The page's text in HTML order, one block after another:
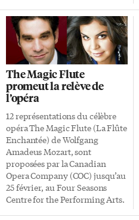
metteurs en scène et le
président de l’EFUT, également
comédien. L’Express les a
rencontrés à la Hart House, sur
le campus de l’Université de
Toronto. Il y a deux ans, Jeelan
Syed organisait la première
représentation donnée par
l’EFUT. Cette année, il est le
président de l’association et
comédien dans la pièce
intitulée Quelque […]
The Magic Flute
promeut la relève de
l’opéra
12 représentations du célèbre
opéra The Magic Flute (La Flûte
Enchantée) de Wolfgang
Amadeus Mozart, sont
proposées par la Canadian
Opera Company (COC) jusqu’au
25 février, au Four Seasons
Centre for the Performing Arts.